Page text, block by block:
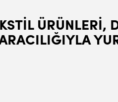
ÜRÜNLERİ,